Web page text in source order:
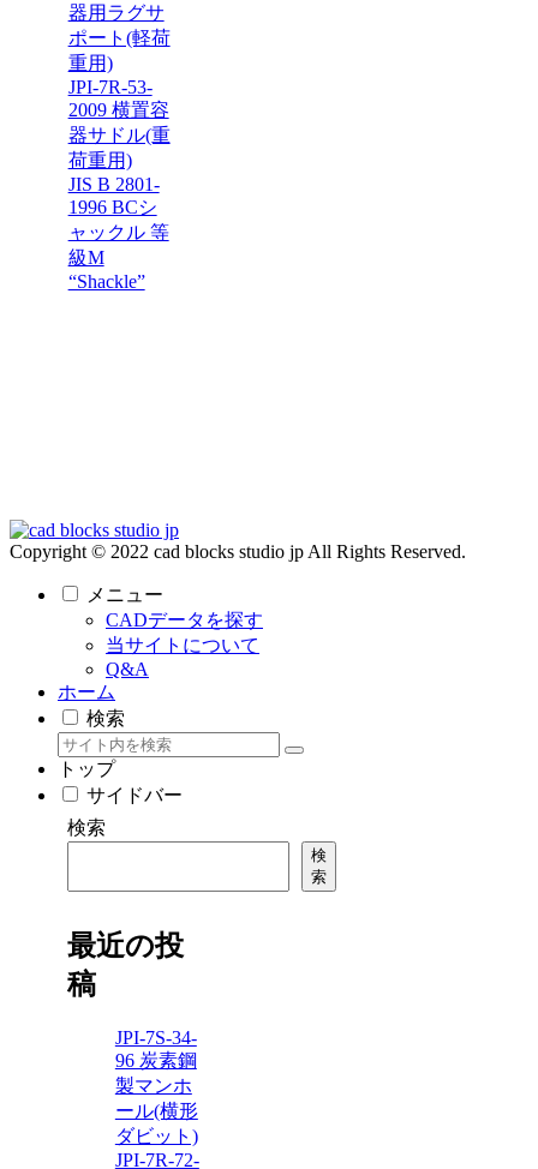
器用ラグサ
ポート(軽荷
重用)
JPI-7R-53-
2009 横置容
器サドル(重
荷重用)
JIS B 2801-
1996 BCシ
ャックル 等
級M
“Shackle”
Copyright © 2022 cad blocks studio jp All Rights Reserved.
メニュー
CADデータを探す
当サイトについて
Q&A
ホーム
検索
トップ
サイドバー
検索
検
索
最近の投
稿
JPI-7S-34-
96 炭素鋼
製マンホ
ール(横形
ダビット)
JPI-7R-72-